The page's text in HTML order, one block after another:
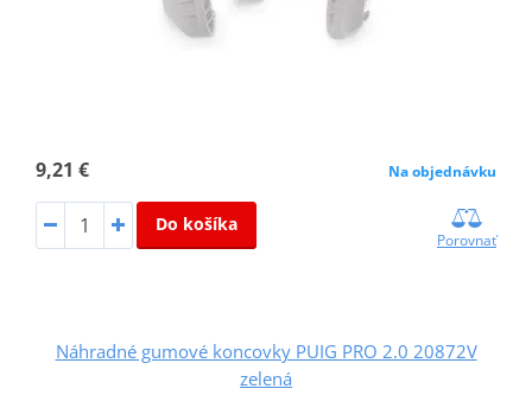
9,21 € Na objednávku
Do košíka
Porovnať
Náhradné gumové koncovky PUIG PRO 2.0 20872V
zelená